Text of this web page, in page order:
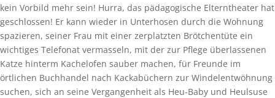
kein Vorbild mehr sein! Hurra, das pädagogische Elterntheater hat
geschlossen! Er kann wieder in Unterhosen durch die Wohnung
spazieren, seiner Frau mit einer zerplatzten Brötchentüte ein
wichtiges Telefonat vermasseln, mit der zur Pflege überlassenen
Katze hinterm Kachelofen sauber machen, für Freunde im
örtlichen Buchhandel nach Kackabüchern zur Windelentwöhnung
suchen, sich an seine Vergangenheit als Heu-Baby und Heulsuse